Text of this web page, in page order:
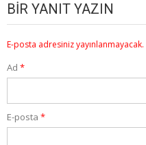
BIR YANIT YAZIN
E-posta adresiniz yayınlanmayacak.
Ad *
E-posta *